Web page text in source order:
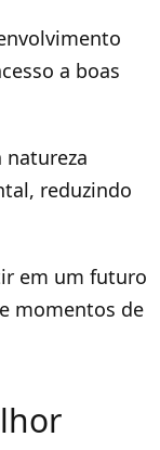
a boas
reduzindo
em um futuro
momentos de